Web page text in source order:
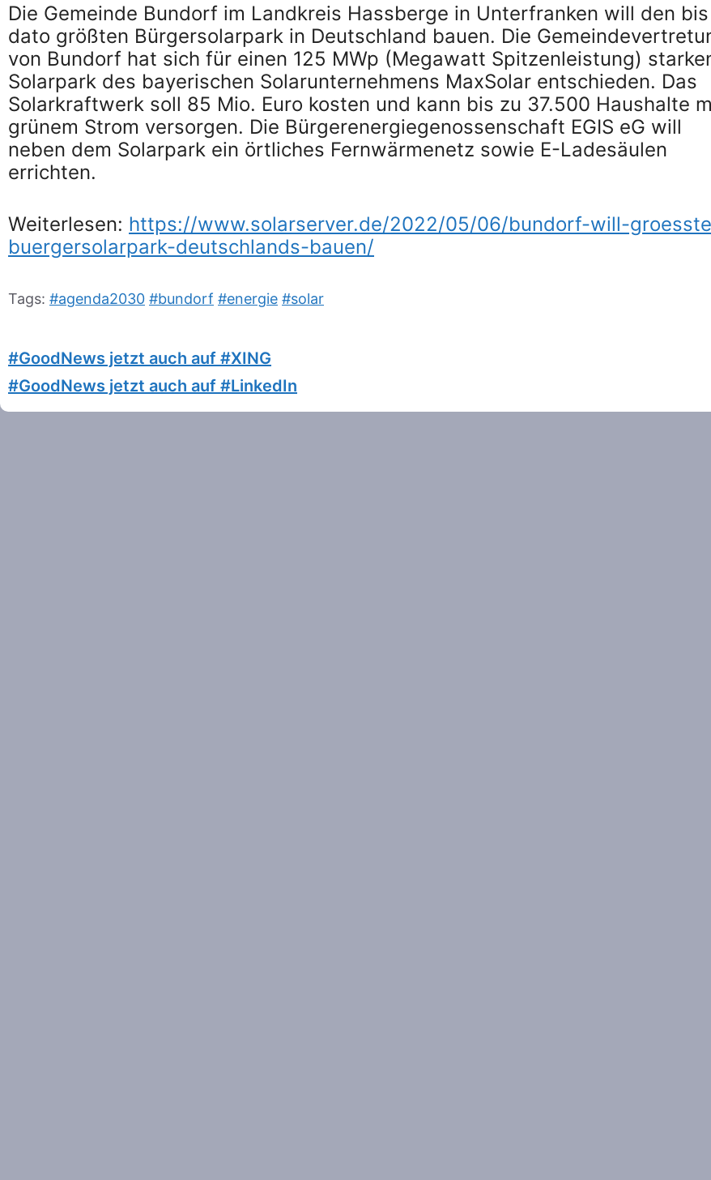
Die Gemeinde Bundorf im Landkreis Hassberge in Unterfranken will den bis
dato größten Bürgersolarpark in Deutschland bauen. Die
von Bundorf hat sich für einen 125 MWp (Megawatt Spitzenleistung)
Solarpark des bayerischen Solarunternehmens MaxSolar entschieden. Das
Solarkraftwerk soll 85 Mio. Euro kosten und kann bis zu 37.500 Haushalte
grünem Strom versorgen. Die Bürgerenergiegenossenschaft EGIS eG will
neben dem Solarpark ein örtliches Fernwärmenetz sowie E-Ladesäulen
errichten.
Weiterlesen: https://www.solarserver.de/2022/05/06/bundorf-will-
buergersolarpark-deutschlands-bauen/
Tags: #agenda2030 #bundorf #energie #solar
#GoodNews jetzt auch auf #XING
#GoodNews jetzt auch auf #LinkedIn